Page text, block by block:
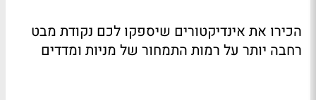
הכירו את אינדיקטורים שיספקו לכם נקודת מבט
רחבה יותר על רמות התמחור של מניות ומדדים